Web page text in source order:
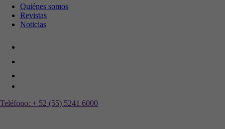
Quiénes somos
Revistas
Noticias
Teléfono: + 52 (55) 5241 6000